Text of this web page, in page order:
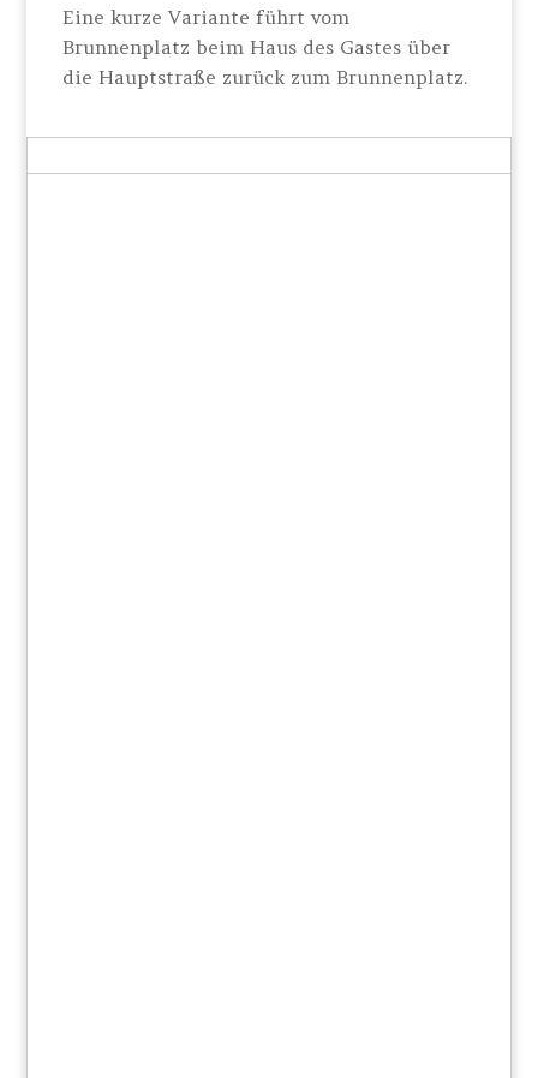
Eine kurze Variante führt vom
Brunnenplatz beim Haus des Gastes über
die Hauptstraße zurück zum Brunnenplatz.